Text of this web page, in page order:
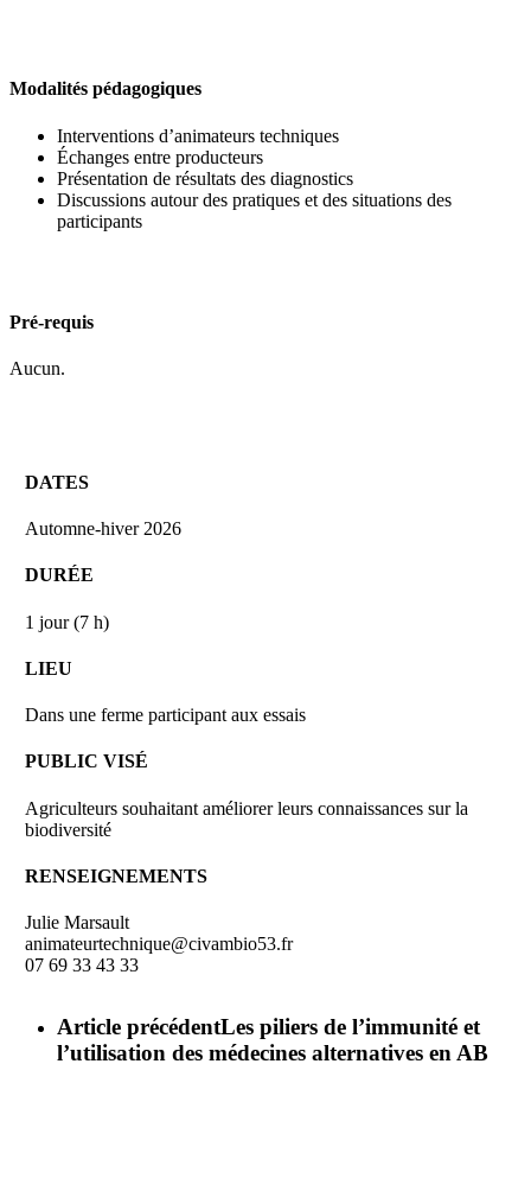
Modalités pédagogiques
Interventions d’animateurs techniques
Échanges entre producteurs
Présentation de résultats des diagnostics
Discussions autour des pratiques et des situations des
participants
Pré-requis
Aucun.
DATES
Automne-hiver 2026
DURÉE
1 jour (7 h)
LIEU
Dans une ferme participant aux essais
PUBLIC VISÉ
Agriculteurs souhaitant améliorer leurs connaissances sur la
biodiversité
RENSEIGNEMENTS
Julie Marsault
animateurtechnique@civambio53.fr
07 69 33 43 33
Article précédentLes piliers de l’immunité et
l’utilisation des médecines alternatives en AB